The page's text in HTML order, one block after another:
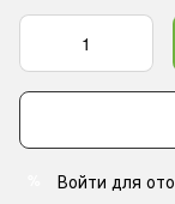
Войти для